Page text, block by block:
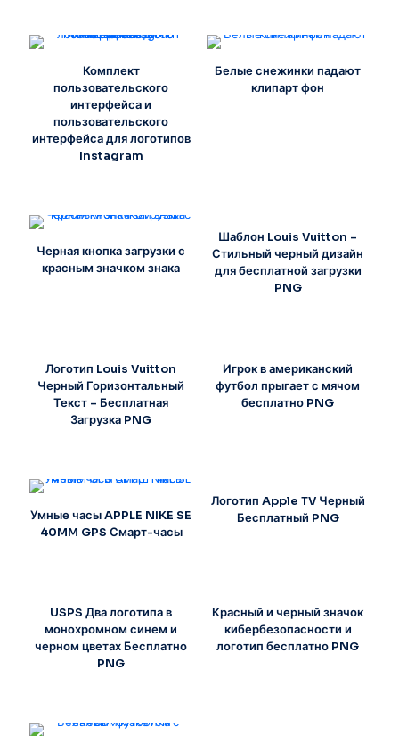
Комплект
пользовательского
интерфейса и
пользовательского
интерфейса для логотипов
Instagram
Белые снежинки падают
клипарт фон
Черная кнопка загрузки с
красным значком знака
Шаблон Louis Vuitton –
Стильный черный дизайн
для бесплатной загрузки
PNG
Логотип Louis Vuitton
Черный Горизонтальный
Текст – Бесплатная
Загрузка PNG
Игрок в американский
футбол прыгает с мячом
бесплатно PNG
Умные часы APPLE NIKE SE
40MM GPS Смарт-часы
Логотип Apple TV Черный
Бесплатный PNG
USPS Два логотипа в
монохромном синем и
черном цветах Бесплатно
PNG
Красный и черный значок
кибербезопасности и
логотип бесплатно PNG